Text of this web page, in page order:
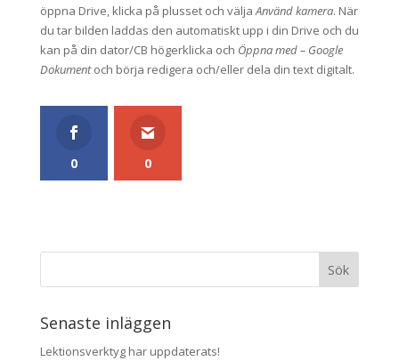
öppna Drive, klicka på plusset och väljaAnvänd kamera. När
du tar bilden laddas den automatiskt upp i din Drive och du
kan på din dator/CB högerklicka och Öppna med – Google
Dokumentoch börja redigera och/eller dela din text digitalt.
0 0
Senaste inläggen
Lektionsverktyg har uppdaterats!